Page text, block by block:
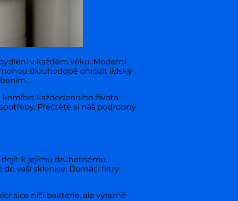
v každém věku. Moderní
dlouhodobě ohrozit lidský
každodenního života.
Přečtěte si náš podrobný
dojít k jejímu druhotnému
do vaší sklenice. Domácí filtry
sice ničí bakterie, ale výrazně